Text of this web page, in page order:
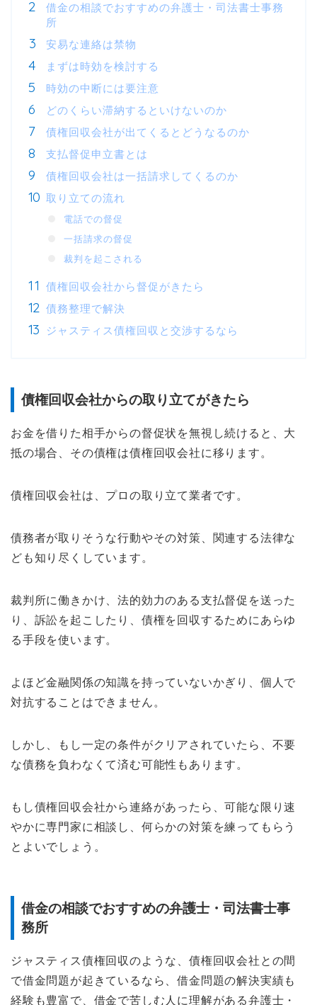
借金の相談でおすすめの弁護士・司法書士事務
所
安易な連絡は禁物
まずは時効を検討する
時効の中断には要注意
どのくらい滞納するといけないのか
債権回収会社が出てくるとどうなるのか
支払督促申立書とは
債権回収会社は一括請求してくるのか
取り立ての流れ
電話での督促
一括請求の督促
裁判を起こされる
債権回収会社から督促がきたら
債務整理で解決
ジャスティス債権回収と交渉するなら
債権回収会社からの取り立てがきたら
お金を借りた相手からの督促状を無視し続けると、大
抵の場合、その債権は債権回収会社に移ります。
債権回収会社は、プロの取り立て業者です。
債務者が取りそうな行動やその対策、関連する法律な
ども知り尽くしています。
裁判所に働きかけ、法的効力のある支払督促を送った
り、訴訟を起こしたり、債権を回収するためにあらゆ
る手段を使います。
よほど金融関係の知識を持っていないかぎり、個人で
対抗することはできません。
しかし、もし一定の条件がクリアされていたら、不要
な債務を負わなくて済む可能性もあります。
もし債権回収会社から連絡があったら、可能な限り速
やかに専門家に相談し、何らかの対策を練ってもらう
とよいでしょう。
借金の相談でおすすめの弁護士・司法書士事
務所
ジャスティス債権回収のような、債権回収会社との間
で借金問題が起きているなら、借金問題の解決実績も
経験も豊富で、借金で苦しむ人に理解がある弁護士・